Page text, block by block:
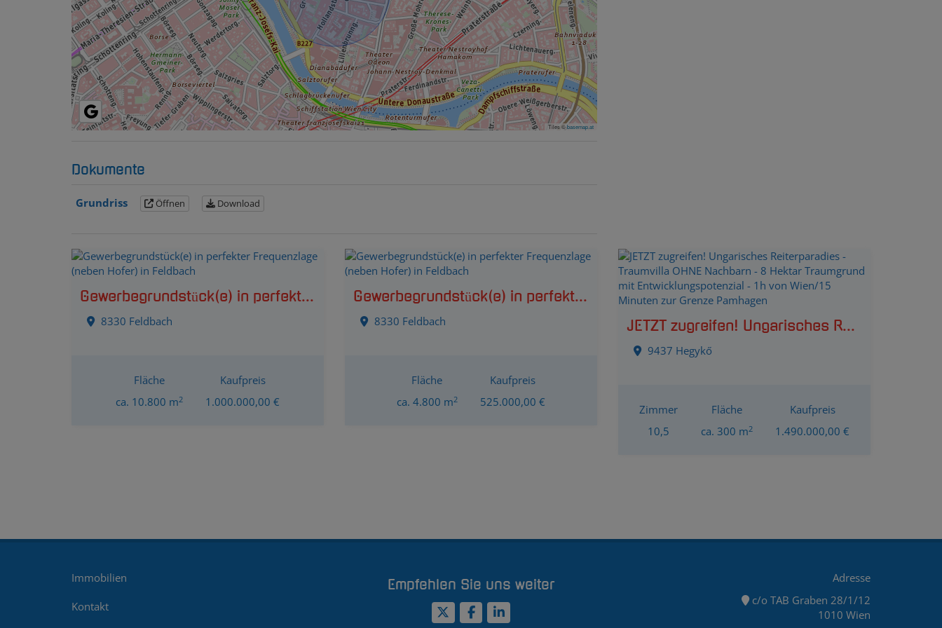
Tiles ©basemap.at
Dokumente
Grundriss Öffnen Download
Gewerbegrundstück(e) in perfekter Frequenzlage (neben Hofer) in Feldbach
8330 Feldbach
Fläche
ca. 10.800 m2
Kaufpreis
1.000.000,00 €
Gewerbegrundstück(e) in perfekter Frequenzlage (neben Hofer) in Feldbach
8330 Feldbach
Fläche
ca. 4.800 m2
Kaufpreis
525.000,00 €
JETZT zugreifen! Ungarisches Reiterparadies - Traumvilla OHNE Nachbarn - 8 Hektar Traumgrund mit Entwicklungspotenzial - 1h von Wien/15 Minuten zur Grenze Pamhagen
9437 Hegykő
Zimmer
10,5
Fläche
ca. 300 m2
Kaufpreis
1.490.000,00 €
Immobilien
Kontakt
Empfehlen Sie uns weiter
Adresse
c/o TAB Graben 28/1/12
1010 Wien